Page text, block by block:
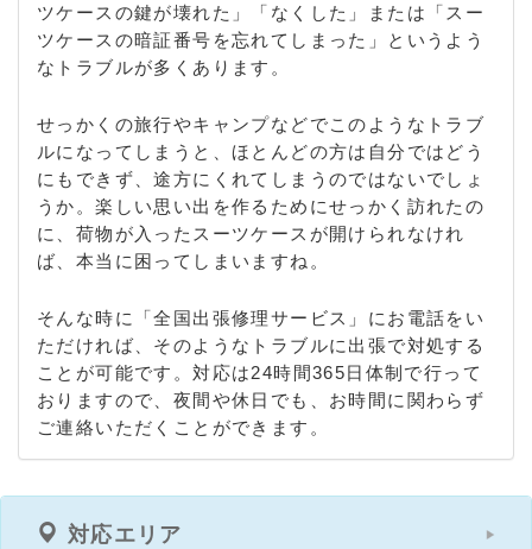
ツケースの鍵が壊れた」「なくした」または「スー
ツケースの暗証番号を忘れてしまった」というよう
なトラブルが多くあります。
せっかくの旅行やキャンプなどでこのようなトラブ
ルになってしまうと、ほとんどの方は自分ではどう
にもできず、途方にくれてしまうのではないでしょ
うか。楽しい思い出を作るためにせっかく訪れたの
に、荷物が入ったスーツケースが開けられなけれ
ば、本当に困ってしまいますね。
そんな時に「全国出張修理サービス」にお電話をい
ただければ、そのようなトラブルに出張で対処する
ことが可能です。対応は24時間365日体制で行って
おりますので、夜間や休日でも、お時間に関わらず
ご連絡いただくことができます。
対応エリア